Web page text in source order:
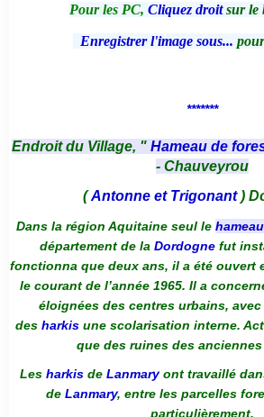
Pour les PC, Cliquez droitsur le
Enregistrer l'image sous...
*******
Endroit du Village, " Hameau de
- Chauveyrou
(Antonne et Trigonant)
Dans la région Aquitaine seul le
département de la Dordogne fut
fonctionna que deux ans, il a été ouvert
le courant de l’année 1965. Il a
éloignées des centres urbains,
des harkis une scolarisation interne.
que des ruines des
Les harkis de Lanmaryont travaillé
de Lanmary, entre les parcelles
particulièrement.